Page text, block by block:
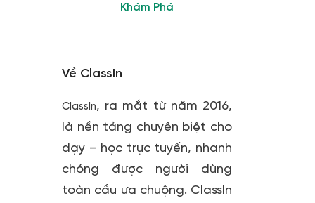
Khám Phá
Về ClassIn
ClassIn, ra mắt từ năm 2016,
là nền tảng chuyên biệt cho
dạy – học trực tuyến, nhanh
chóng được người dùng
toàn cầu ưa chuộng. ClassIn